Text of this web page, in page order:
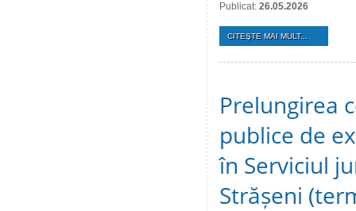
Publicat: 26.05.2026
CITEŞTE MAI MULT...
Prelungirea
publice de
în Serviciul
Strășeni